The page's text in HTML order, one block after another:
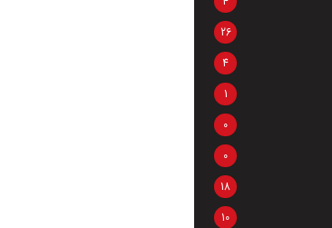
26
4
1
0
0
18
10